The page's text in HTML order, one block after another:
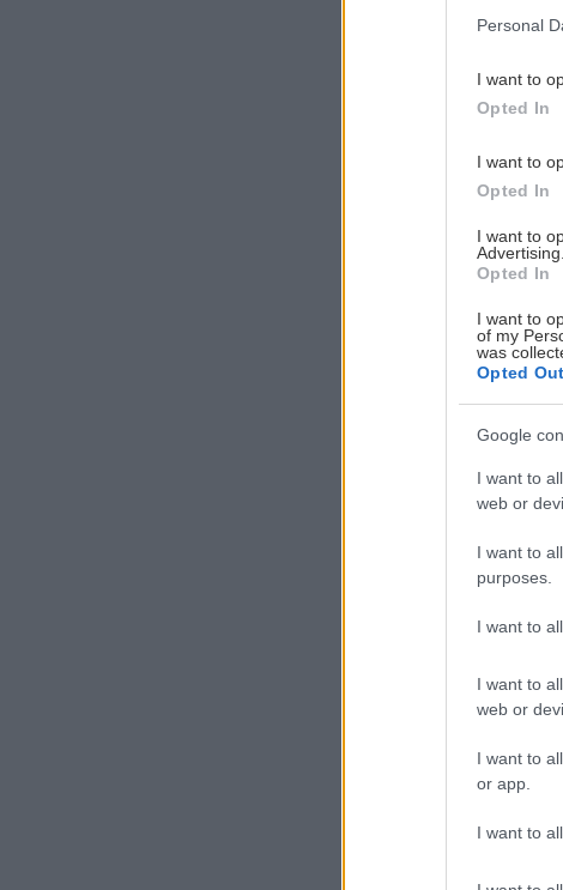
Personal
I want to
Opted In
I want to
Opted In
I want to
Advertising.
Opted In
I want to
of my
was
Opted Out
Google
I want to
web or
I want to
purposes.
I want to
I want to
web or
I want to
or app.
I want to
Τ
ο
τη δοκιμή
Οι εταιρείες